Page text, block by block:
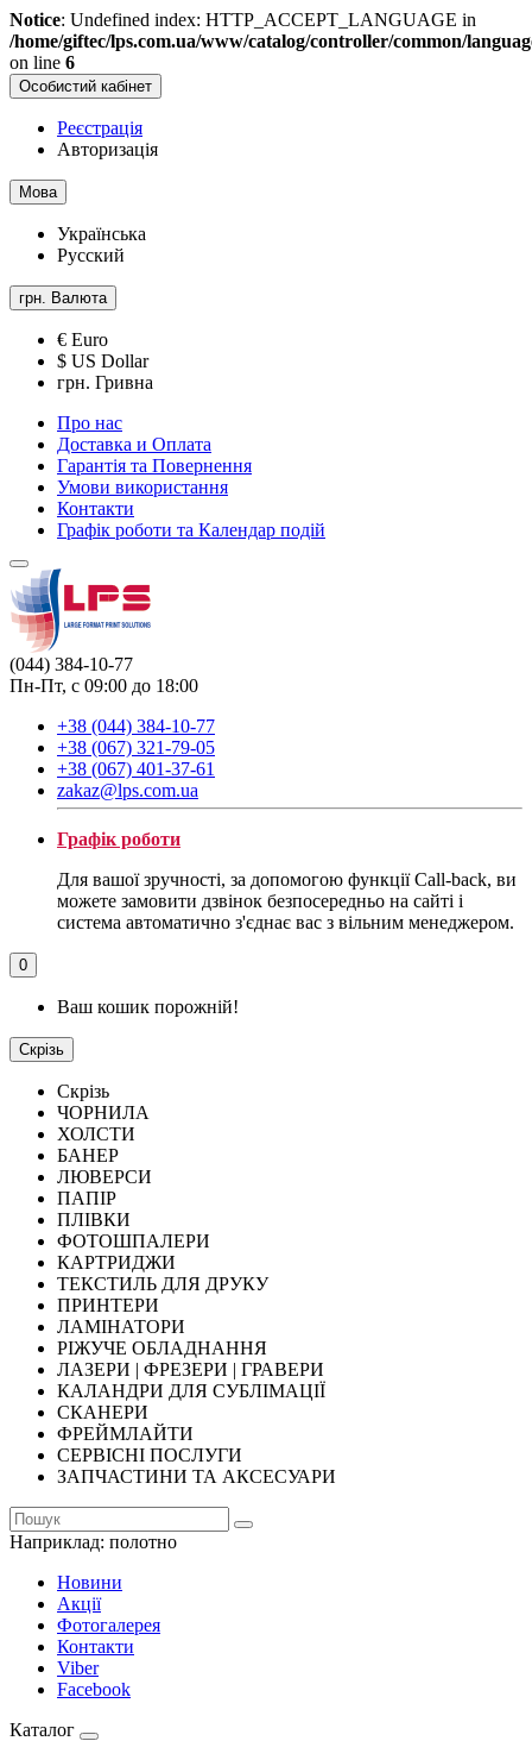
Notice: Undefined index: HTTP_ACCEPT_LANGUAGE in
/home/giftec/lps.com.ua/www/catalog/controller/common/
on line 6
Особистий кабінет
Реєстрація
Авторизація
Мова
Українська
Русский
грн. Валюта
€ Euro
$ US Dollar
грн. Гривна
Про нас
Доставка и Оплата
Гарантія та Повернення
Умови використання
Контакти
Графік роботи та Календар подій
(044) 384-10-77
Пн-Пт, с 09:00 до 18:00
+38 (044) 384-10-77
+38 (067) 321-79-05
+38 (067) 401-37-61
zakaz@lps.com.ua
Графік роботи
Для вашої зручності, за допомогою функції Call-back, ви
можете замовити дзвінок безпосередньо на сайті і
система автоматично з'єднає вас з вільним менеджером.
0
Ваш кошик порожній!
Скрізь
Скрізь
ЧОРНИЛА
ХОЛСТИ
БАНЕР
ЛЮВЕРСИ
ПАПІР
ПЛІВКИ
ФОТОШПАЛЕРИ
КАРТРИДЖИ
ТЕКСТИЛЬ ДЛЯ ДРУКУ
ПРИНТЕРИ
ЛАМІНАТОРИ
РІЖУЧЕ ОБЛАДНАННЯ
ЛАЗЕРИ | ФРЕЗЕРИ | ГРАВЕРИ
КАЛАНДРИ ДЛЯ СУБЛІМАЦІЇ
СКАНЕРИ
ФРЕЙМЛАЙТИ
СЕРВІСНІ ПОСЛУГИ
ЗАПЧАСТИНИ ТА АКСЕСУАРИ
Наприклад: полотно
Новини
Акції
Фотогалерея
Контакти
Viber
Facebook
Каталог